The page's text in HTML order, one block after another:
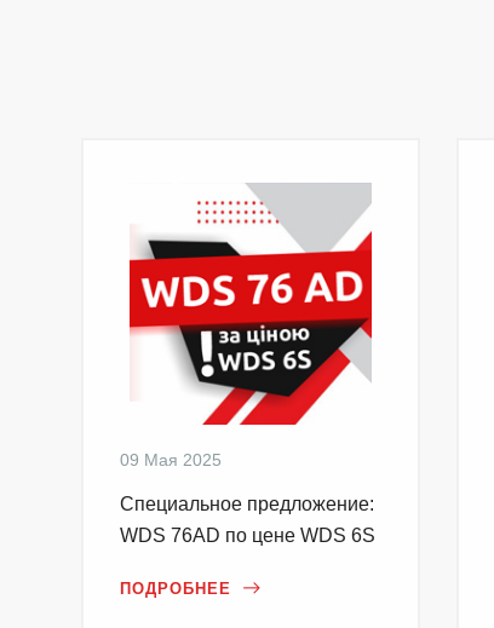
09 Мая 2025
Специальное предложение:
WDS 76AD по цене WDS 6S
ПОДРОБНЕЕ